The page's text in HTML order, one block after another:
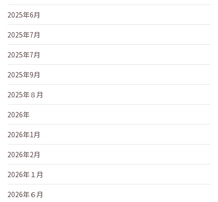
2025年6月
2025年7月
2025年7月
2025年9月
2025年８月
2026年
2026年1月
2026年2月
2026年１月
2026年６月